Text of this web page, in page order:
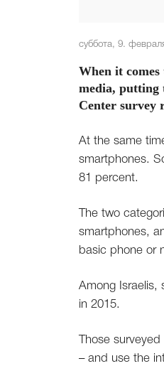
суббота, 9.
When it
media, putting
Center survey
At the same
smartphones.
81 percent.
The two
smartphones,
basic phone or
Among Israelis,
in 2015.
Those
– and use the